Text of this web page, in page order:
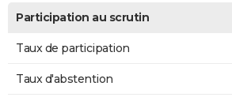
Participation au scrutin
Taux de participation
Taux d'abstention